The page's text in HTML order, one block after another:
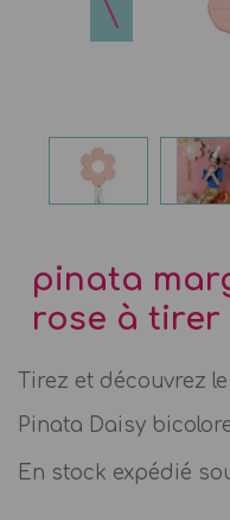
pinata
rose à tirer
Tirez et découvrez
Pinata Daisy
En stock expédié